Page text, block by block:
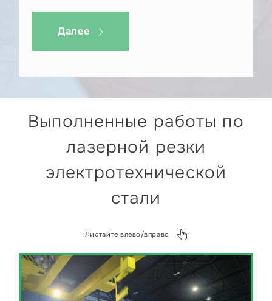
Далее
Выполненные работы по
лазерной резки
электротехнической
стали
Листайте влево/вправо